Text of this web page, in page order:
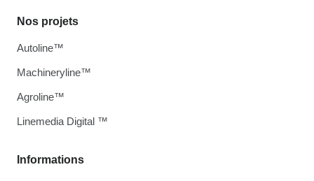
Informations
Nos projets
Autoline™
Machineryline™
Agroline™
Linemedia Digital ™